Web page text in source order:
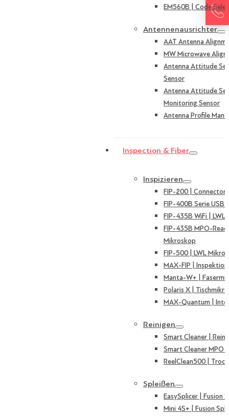
EM560B | Code
Antennenausrichter
AAT Antenna
MW Microwave
Antenna Attitude
Sensor
Antenna Attitude
Monitoring Sensor
Antenna Profile
Inspection & Fiber
Inspizieren
FIP-200 | Connector
FIP-400B Serie USB
FIP-435B WiFi | LWL
FIP-435B MPO-
Mikroskop
FIP-500 | LWL
MAX-FIP |
Manta-W+ |
Polaris X |
MAX-Quantum |
Reinigen
Smart Cleaner |
Smart Cleaner MPO
ReelClean500 |
Spleißen
EasySplicer | Fusion
Mini 4S+ | Fusion